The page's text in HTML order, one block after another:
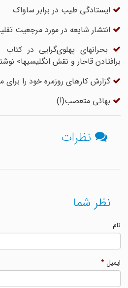
ایستادگی طیب در برابر ساواک
انتشار شایعه در مورد مرجعیت تقلید
بحرانهای پهلوی‌گرایی در کتاب
برافتادن قاجار و نقش انگلیسیها»
گزارش کارهای روزمره خود را برای ما
بهائی متعصب‌(!)
نظرات
نظر شما
ایمیل*